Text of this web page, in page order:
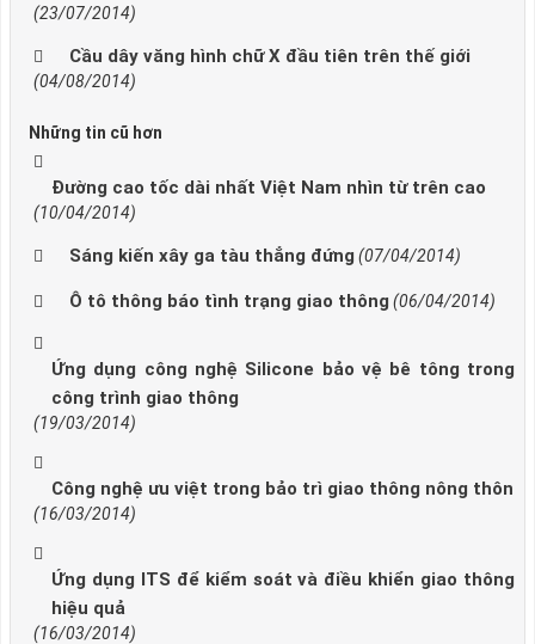
(23/07/2014)
Cầu dây văng hình chữ X đầu tiên trên thế giới
(04/08/2014)
Những tin cũ hơn
Đường cao tốc dài nhất Việt Nam nhìn từ trên cao
(10/04/2014)
Sáng kiến xây ga tàu thẳng đứng (07/04/2014)
Ô tô thông báo tình trạng giao thông (06/04/2014)
Ứng dụng công nghệ Silicone bảo vệ bê tông trong
công trình giao thông
(19/03/2014)
Công nghệ ưu việt trong bảo trì giao thông nông thôn
(16/03/2014)
Ứng dụng ITS để kiểm soát và điều khiển giao thông
hiệu quả
(16/03/2014)